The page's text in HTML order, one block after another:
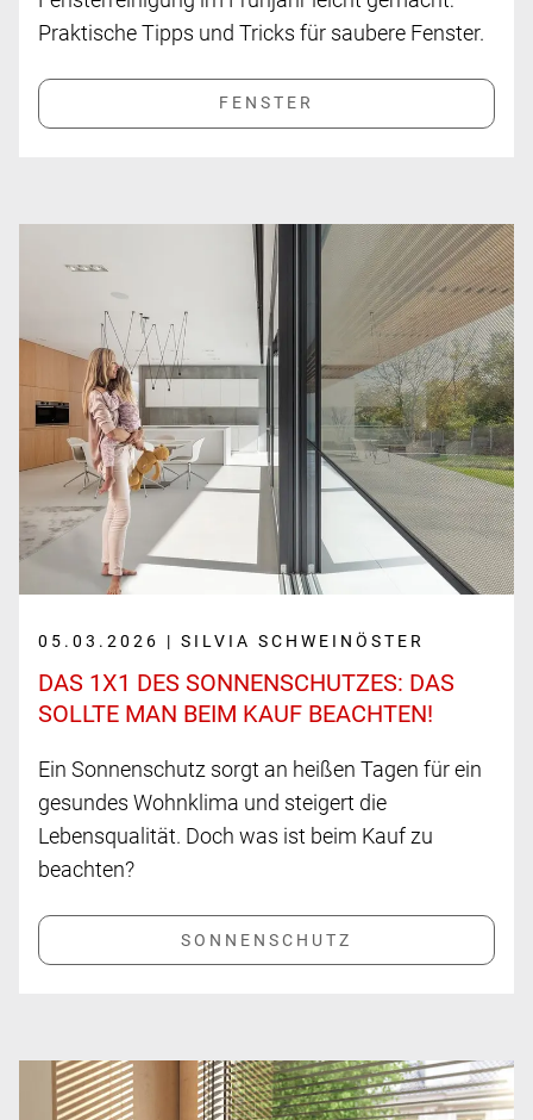
Praktische Tipps und Tricks für saubere Fenster.
05.03.2026 | SILVIA SCHWEINÖSTER
DAS 1X1 DES SON­NEN­SCHUTZES: DAS
SOLLTE MAN BEIM KAUF BEACHTEN!
Ein Sonnenschutz sorgt an heißen Tagen für ein
gesundes Wohnklima und steigert die
Lebensqualität. Doch was ist beim Kauf zu
beachten?